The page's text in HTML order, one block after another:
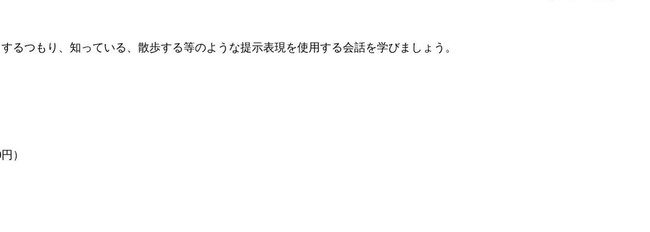
るつもり、知っている、散歩する等のような提示表現を使用する会話を学びましょう。
）